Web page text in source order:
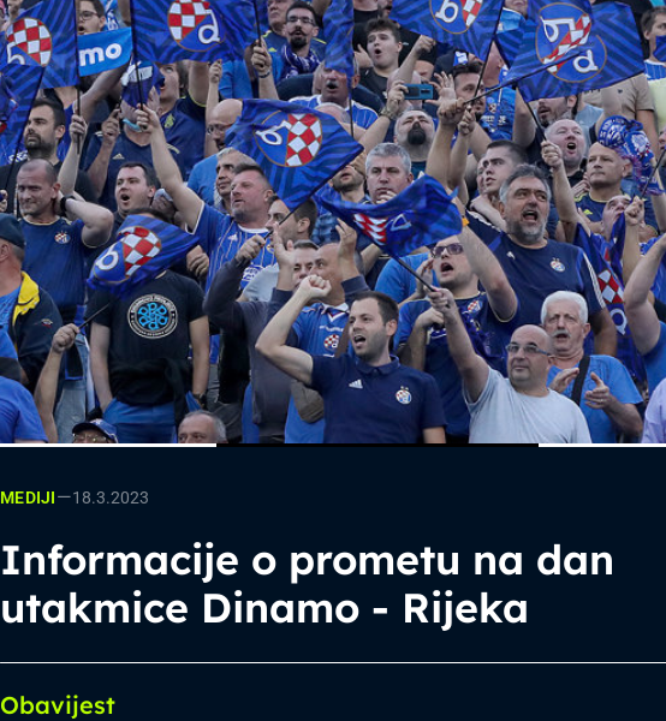
MEDIJI—18.3.2023
Informacije o prometu na dan
utakmice Dinamo - Rijeka
Obavijest